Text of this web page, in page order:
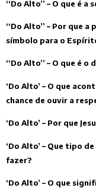
“Do Alto” – O que é a
“Do Alto” – Por que a
símbolo para o
“Do Alto” – O que é o
‘Do Alto’ – O que
chance de ouvir a
‘Do Alto’ – Por que
‘Do Alto’ – Que tipo
fazer?
‘Do Alto’ – O que